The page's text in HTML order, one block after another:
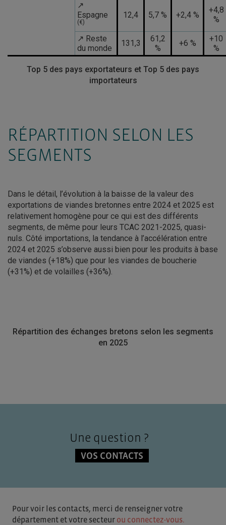
↗
Espagne
(€)
12,4 5,7 % +2,4 %
+4,8
%
↗ Reste
du monde
131,3
61,2
%
+6 %
+10
%
Top 5 des pays exportateurs et Top 5 des pays
importateurs
RÉPARTITION SELON LES
SEGMENTS
Dans le détail, l’évolution à la baisse de la valeur des
exportations de viandes bretonnes entre 2024 et 2025 est
relativement homogène pour ce qui est des différents
segments, de même pour leurs TCAC 2021-2025, quasi-
nuls. Côté importations, la tendance à l’accélération entre
2024 et 2025 s’observe aussi bien pour les produits à base
de viandes (+18%) que pour les viandes de boucherie
(+31%) et de volailles (+36%).
Répartition des échanges bretons selon les segments
en 2025
Une question ?
VOS CONTACTS
Pour voir les contacts, merci de renseigner votre
département et votre secteur ou connectez-vous.